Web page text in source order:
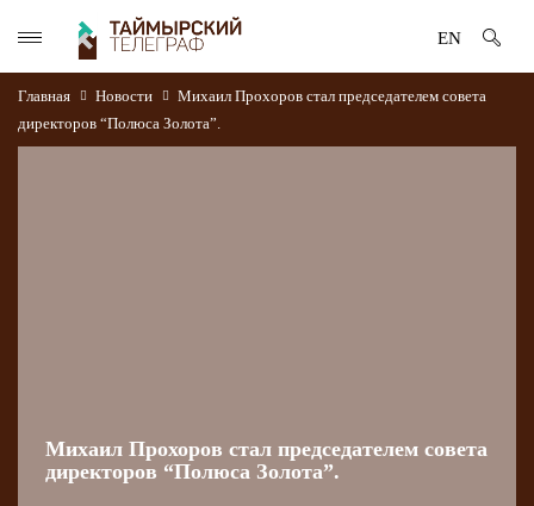
EN
Главная Новости
Михаил Прохоров стал председателем совета
директоров “Полюса Золота”.
Михаил Прохоров стал председателем совета
директоров “Полюса Золота”.